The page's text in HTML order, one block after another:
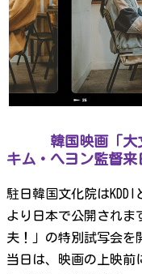
韓国映画「大
キム・へヨン監督来
駐日韓国文化院はKDDI
より日本で公開されま
夫！」の特別試写会を
当日は、映画の上映前